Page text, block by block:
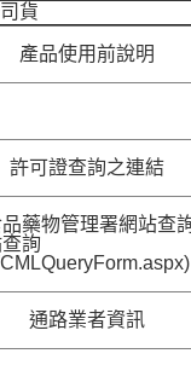
貨
產品使用前說明
許可證查詢之連結
藥物管理署網站查
詢
通路業者資訊